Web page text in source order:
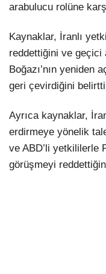
arabulucu rolüne
Kaynaklar, İranlı
reddettiğini ve geçici
Boğazı’nın yeniden
geri çevirdiğini
Ayrıca kaynaklar,
erdirmeye yönelik
ve ABD’li yetkililerle
görüşmeyi